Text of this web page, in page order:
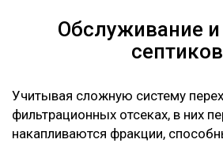
Обслуживание
септиков
Учитывая сложную систему
фильтрационных отсеках, в них
накапливаются фракции,